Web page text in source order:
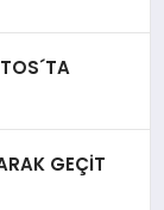
GEÇİT